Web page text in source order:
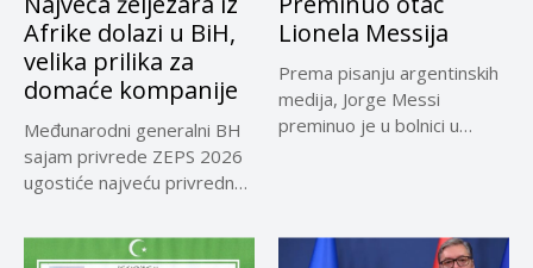
Afrike dolazi u BiH,
velika prilika za
domaće kompanije
Međunarodni generalni BH
sajam privrede ZEPS 2026
ugostiće najveću privrednu
Lionela Messija
Prema pisanju argentinskih
medija, Jorge Messi
preminuo je u bolnici u